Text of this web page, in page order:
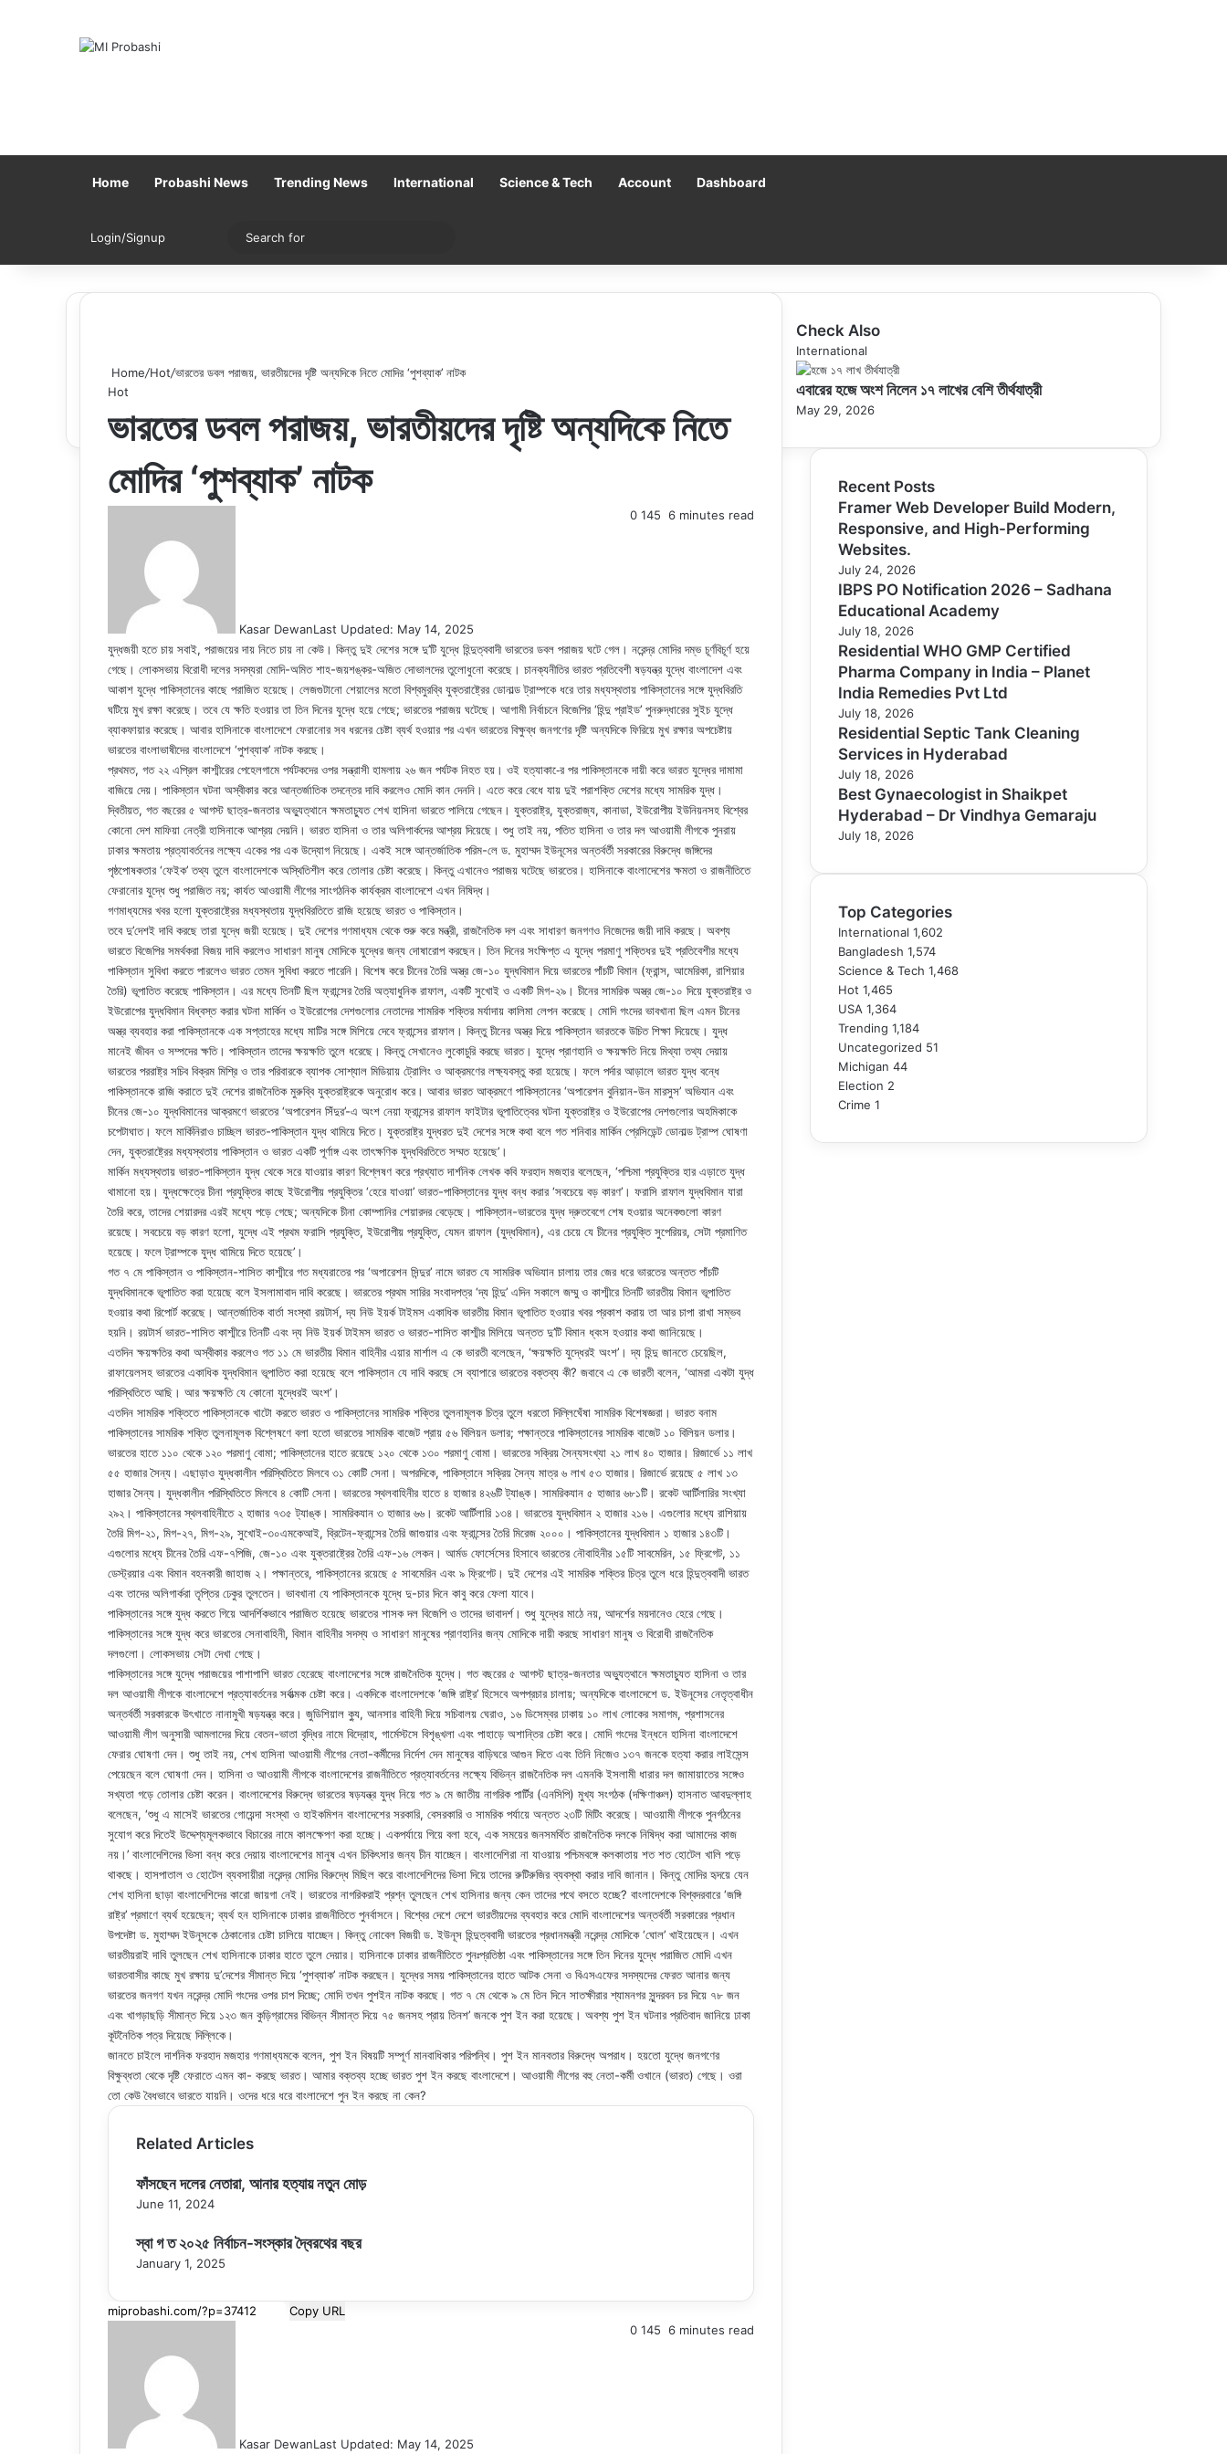
Home Probashi News Trending News International Science & Tech Account Dashboard
Login/Signup Switch skin
for
Home/Hot/ভারতের ডবল পরাজয়, ভারতীয়দের দৃষ্টি অন্যদিকে নিতে মোদির ‘পুশব্যাক’ নাটক
Hot
ভারতের ডবল পরাজয়, ভারতীয়দের দৃষ্টি অন্যদিকে নিতে
মোদির ‘পুশব্যাক’ নাটক
Kasar DewanLast Updated: May 14, 2025
0 145 6 minutes read
যুদ্ধজয়ী হতে চায় সবাই, পরাজয়ের দায় নিতে চায় না কেউ। কিন্তু দুই দেশের সঙ্গে দু’টি যুদ্ধে হিন্দুত্ববাদী ভারতের ডবল পরাজয় ঘটে গেল। নরেন্দ্র মোদির দম্ভ চূর্ণবিচূর্ণ হয়ে
গেছে। লোকসভায় বিরোধী দলের সদস্যরা মোদি-অমিত শাহ-জয়শঙ্কর-অজিত দোভালদের তুলোধুনো করেছে। চানক্যনীতির ভারত প্রতিবেশী ষড়যন্ত্র যুদ্ধে বাংলাদেশ এবং
আকাশ যুদ্ধে পাকিস্তানের কাছে পরাজিত হয়েছে। লেজগুটানো শেয়ালের মতো বিশ্বমুরব্বি যুক্তরাষ্ট্রের ডোনাল্ড ট্রাম্পকে ধরে তার মধ্যস্থতায় পাকিস্তানের সঙ্গে যুদ্ধবিরতি
ঘটিয়ে মুখ রক্ষা করেছে। তবে যে ক্ষতি হওয়ার তা তিন দিনের যুদ্ধে হয়ে গেছে; ভারতের পরাজয় ঘটেছে। আগামী নির্বাচনে বিজেপির ‘হিন্দু প্রাইড’ পুনরুদ্ধারের সুইচ যুদ্ধে
ব্যাকফায়ার করেছে। আবার হাসিনাকে বাংলাদেশে ফেরানোর সব ধরনের চেষ্টা ব্যর্থ হওয়ার পর এখন ভারতের বিক্ষুব্ধ জনগণের দৃষ্টি অন্যদিকে ফিরিয়ে মুখ রক্ষার অপচেষ্টায়
ভারতের বাংলাভাষীদের বাংলাদেশে ‘পুশব্যাক’ নাটক করছে।
প্রথমত, গত ২২ এপ্রিল কাশ্মীরের পেহেলগামে পর্যটকদের ওপর সন্ত্রাসী হামলায় ২৬ জন পর্যটক নিহত হয়। ওই হত্যাকা-ের পর পাকিস্তানকে দায়ী করে ভারত যুদ্ধের দামামা
বাজিয়ে দেয়। পাকিস্তান ঘটনা অস্বীকার করে আন্তর্জাতিক তদন্তের দাবি করলেও মোদি কান দেননি। এতে করে বেধে যায় দুই পরাশক্তি দেশের মধ্যে সামরিক যুদ্ধ।
দ্বিতীয়ত, গত বছরের ৫ আগস্ট ছাত্র-জনতার অভ্যুত্থানে ক্ষমতাচ্যুত শেখ হাসিনা ভারতে পালিয়ে গেছেন। যুক্তরাষ্ট্র, যুক্তরাজ্য, কানাডা, ইউরোপীয় ইউনিয়নসহ বিশ্বের
কোনো দেশ মাফিয়া নেত্রী হাসিনাকে আশ্রয় দেয়নি। ভারত হাসিনা ও তার অলিগার্কদের আশ্রয় দিয়েছে। শুধু তাই নয়, পতিত হাসিনা ও তার দল আওয়ামী লীগকে পুনরায়
ঢাকার ক্ষমতায় প্রত্যাবর্তনের লক্ষ্যে একের পর এক উদ্যোগ নিয়েছে। একই সঙ্গে আন্তর্জাতিক পরিম-লে ড. মুহাম্মদ ইউনূসের অন্তর্বর্তী সরকারের বিরুদ্ধে জঙ্গিদের
পৃষ্ঠপোষকতার ‘ফেইক’ তথ্য তুলে বাংলাদেশকে অস্থিতিশীল করে তোলার চেষ্টা করেছে। কিন্তু এখানেও পরাজয় ঘটেছে ভারতের। হাসিনাকে বাংলাদেশের ক্ষমতা ও রাজনীতিতে
ফেরানোর যুদ্ধে শুধু পরাজিত নয়; কার্যত আওয়ামী লীগের সাংগঠনিক কার্যক্রম বাংলাদেশে এখন নিষিদ্ধ।
গণমাধ্যমের খবর হলো যুক্তরাষ্ট্রের মধ্যস্থতায় যুদ্ধবিরতিতে রাজি হয়েছে ভারত ও পাকিস্তান।
তবে দু’দেশই দাবি করছে তারা যুদ্ধে জয়ী হয়েছে। দুই দেশের গণমাধ্যম থেকে শুরু করে মন্ত্রী, রাজনৈতিক দল এবং সাধারণ জনগণও নিজেদের জয়ী দাবি করছে। অবশ্য
ভারতে বিজেপির সমর্থকরা বিজয় দাবি করলেও সাধারণ মানুষ মোদিকে যুদ্ধের জন্য দোষারোপ করছেন। তিন দিনের সংক্ষিপ্ত এ যুদ্ধে পরমাণু শক্তিধর দুই প্রতিবেশীর মধ্যে
পাকিস্তান সুবিধা করতে পারলেও ভারত তেমন সুবিধা করতে পারেনি। বিশেষ করে চীনের তৈরি অস্ত্র জে-১০ যুদ্ধবিমান দিয়ে ভারতের পাঁচটি বিমান (ফ্রান্স, আমেরিকা, রাশিয়ার
তৈরি) ভূপাতিত করেছে পাকিস্তান। এর মধ্যে তিনটি ছিল ফ্রান্সের তৈরি অত্যাধুনিক রাফাল, একটি সুখোই ও একটি মিগ-২৯। চীনের সামরিক অস্ত্র জে-১০ দিয়ে যুক্তরাষ্ট্র ও
ইউরোপের যুদ্ধবিমান বিধ্বস্ত করার ঘটনা মার্কিন ও ইউরোপের দেশগুলোর নেতাদের শামরিক শক্তির মর্যাদায় কালিমা লেপন করেছে। মোদি গংদের ভাবখানা ছিল এমন চীনের
অস্ত্র ব্যবহার করা পাকিস্তানকে এক সপ্তাহের মধ্যে মাটির সঙ্গে মিশিয়ে দেবে ফ্রান্সের রাফাল। কিন্তু চীনের অস্ত্র দিয়ে পাকিস্তান ভারতকে উচিত শিক্ষা দিয়েছে। যুদ্ধ
মানেই জীবন ও সম্পদের ক্ষতি। পাকিস্তান তাদের ক্ষয়ক্ষতি তুলে ধরেছে। কিন্তু সেখানেও লুকোচুরি করছে ভারত। যুদ্ধে প্রাণহানি ও ক্ষয়ক্ষতি নিয়ে মিথ্যা তথ্য দেয়ায়
ভারতের পররাষ্ট্র সচিব বিক্রম মিশ্রি ও তার পরিবারকে ব্যাপক সোশ্যাল মিডিয়ায় ট্রোলিং ও আক্রমণের লক্ষ্যবস্তু করা হয়েছে। ফলে পর্দার আড়ালে ভারত যুদ্ধ বন্ধে
পাকিস্তানকে রাজি করাতে দুই দেশের রাজনৈতিক মুরুব্বি যুক্তরাষ্ট্রকে অনুরোধ করে। আবার ভারত আক্রমণে পাকিস্তানের ‘অপারেশন বুনিয়ান-উন মারসুস’ অভিযান এবং
চীনের জে-১০ যুদ্ধবিমানের আক্রমণে ভারতের ‘অপারেশন সিঁদুর’-এ অংশ নেয়া ফ্রান্সের রাফাল ফাইটার ভূপাতিত্বের ঘটনা যুক্তরাষ্ট্র ও ইউরোপের দেশগুলোর অহমিকাকে
চপেটাঘাত। ফলে মার্কিনিরাও চাচ্ছিল ভারত-পাকিস্তান যুদ্ধ থামিয়ে দিতে। যুক্তরাষ্ট্র যুদ্ধরত দুই দেশের সঙ্গে কথা বলে গত শনিবার মার্কিন প্রেসিডেন্ট ডোনাল্ড ট্রাম্প ঘোষণা
দেন, যুক্তরাষ্ট্রের মধ্যস্থতায় পাকিস্তান ও ভারত একটি পূর্ণাঙ্গ এবং তাৎক্ষণিক যুদ্ধবিরতিতে সম্মত হয়েছে’।
মার্কিন মধ্যস্থতায় ভারত-পাকিস্তান যুদ্ধ থেকে সরে যাওয়ার কারণ বিশ্লেষণ করে প্রখ্যাত দার্শনিক লেখক কবি ফরহাদ মজহার বলেছেন, ‘পশ্চিমা প্রযুক্তির হার এড়াতে যুদ্ধ
থামানো হয়। যুদ্ধক্ষেত্রে চীনা প্রযুক্তির কাছে ইউরোপীয় প্রযুক্তির ‘হেরে যাওয়া’ ভারত-পাকিস্তানের যুদ্ধ বন্ধ করার ‘সবচেয়ে বড় কারণ’। ফরাসি রাফাল যুদ্ধবিমান যারা
তৈরি করে, তাদের শেয়ারদর এরই মধ্যে পড়ে গেছে; অন্যদিকে চীনা কোম্পানির শেয়ারদর বেড়েছে। পাকিস্তান-ভারতের যুদ্ধ দ্রুতবেগে শেষ হওয়ার অনেকগুলো কারণ
রয়েছে। সবচেয়ে বড় কারণ হলো, যুদ্ধে এই প্রথম ফরাসি প্রযুক্তি, ইউরোপীয় প্রযুক্তি, যেমন রাফাল (যুদ্ধবিমান), এর চেয়ে যে চীনের প্রযুক্তি সুপেরিয়র, সেটা প্রমাণিত
হয়েছে। ফলে ট্রাম্পকে যুদ্ধ থামিয়ে দিতে হয়েছে’।
গত ৭ মে পাকিস্তান ও পাকিস্তান-শাসিত কাশ্মীরে গত মধ্যরাতের পর ‘অপারেশন সিন্দুর’ নামে ভারত যে সামরিক অভিযান চালায় তার জের ধরে ভারতের অন্তত পাঁচটি
যুদ্ধবিমানকে ভূপাতিত করা হয়েছে বলে ইসলামাবাদ দাবি করেছে। ভারতের প্রথম সারির সংবাদপত্র ‘দ্য হিন্দু’ এদিন সকালে জম্মু ও কাশ্মীরে তিনটি ভারতীয় বিমান ভূপাতিত
হওয়ার কথা রিপোর্ট করেছে। আন্তর্জাতিক বার্তা সংস্থা রয়টার্স, দ্য নিউ ইয়র্ক টাইমস একাধিক ভারতীয় বিমান ভূপাতিত হওয়ার খবর প্রকাশ করায় তা আর চাপা রাখা সম্ভব
হয়নি। রয়টার্স ভারত-শাসিত কাশ্মীরে তিনটি এবং দ্য নিউ ইয়র্ক টাইমস ভারত ও ভারত-শাসিত কাশ্মীর মিলিয়ে অন্তত দু’টি বিমান ধ্বংস হওয়ার কথা জানিয়েছে।
এতদিন ক্ষয়ক্ষতির কথা অস্বীকার করলেও গত ১১ মে ভারতীয় বিমান বাহিনীর এয়ার মার্শাল এ কে ভারতী বলেছেন, ‘ক্ষয়ক্ষতি যুদ্ধেরই অংশ’। দ্য হিন্দু জানতে চেয়েছিল,
রাফায়েলসহ ভারতের একাধিক যুদ্ধবিমান ভূপাতিত করা হয়েছে বলে পাকিস্তান যে দাবি করছে সে ব্যাপারে ভারতের বক্তব্য কী? জবাবে এ কে ভারতী বলেন, ‘আমরা একটা যুদ্ধ
পরিস্থিতিতে আছি। আর ক্ষয়ক্ষতি যে কোনো যুদ্ধেরই অংশ’।
এতদিন সামরিক শক্তিতে পাকিস্তানকে খাটো করতে ভারত ও পাকিস্তানের সামরিক শক্তির তুলনামূলক চিত্র তুলে ধরতো দিল্লিঘেঁষা সামরিক বিশেষজ্ঞরা। ভারত বনাম
পাকিস্তানের সামরিক শক্তি তুলনামূলক বিশ্লেষণে বলা হতো ভারতের সামরিক বাজেট প্রায় ৫৬ বিলিয়ন ডলার; পক্ষান্তরে পাকিস্তানের সামরিক বাজেট ১০ বিলিয়ন ডলার।
ভারতের হাতে ১১০ থেকে ১২০ পরমাণু বোমা; পাকিস্তানের হাতে রয়েছে ১২০ থেকে ১৩০ পরমাণু বোমা। ভারতের সক্রিয় সৈন্যসংখ্যা ২১ লাখ ৪০ হাজার। রিজার্ভে ১১ লাখ
৫৫ হাজার সৈন্য। এছাড়াও যুদ্ধকালীন পরিস্থিতিতে মিলবে ৩১ কোটি সেনা। অপরদিকে, পাকিস্তানে সক্রিয় সৈন্য মাত্র ৬ লাখ ৫৩ হাজার। রিজার্ভে রয়েছে ৫ লাখ ১৩
হাজার সৈন্য। যুদ্ধকালীন পরিস্থিতিতে মিলবে ৪ কোটি সেনা। ভারতের স্থলবাহিনীর হাতে ৪ হাজার ৪২৬টি ট্যাঙ্ক। সামরিকযান ৫ হাজার ৬৮১টি। রকেট আর্টিলারির সংখ্যা
২৯২। পাকিস্তানের স্থলবাহিনীতে ২ হাজার ৭৩৫ ট্যাঙ্ক। সামরিকযান ৩ হাজার ৬৬। রকেট আর্টিলারি ১৩৪। ভারতের যুদ্ধবিমান ২ হাজার ২১৬। এগুলোর মধ্যে রাশিয়ায়
তৈরি মিগ-২১, মিগ-২৭, মিগ-২৯, সুখোই-৩০এমকেআই, ব্রিটেন-ফ্রান্সের তৈরি জাগুয়ার এবং ফ্রান্সের তৈরি মিরেজ ২০০০। পাকিস্তানের যুদ্ধবিমান ১ হাজার ১৪৩টি।
এগুলোর মধ্যে চীনের তৈরি এফ-৭পিজি, জে-১০ এবং যুক্তরাষ্ট্রের তৈরি এফ-১৬ লেকন। আর্মড ফোর্সেসের হিসাবে ভারতের নৌবাহিনীর ১৫টি সাবমেরিন, ১৫ ফ্রিগেট, ১১
ডেস্ট্রয়ার এবং বিমান বহনকারী জাহাজ ২। পক্ষান্তরে, পাকিস্তানের রয়েছে ৫ সাবমেরিন এবং ৯ ফ্রিগেট। দুই দেশের এই সামরিক শক্তির চিত্র তুলে ধরে হিন্দুত্ববাদী ভারত
এবং তাদের অলিগার্করা তৃপ্তির ঢেকুর তুলতেন। ভাবখানা যে পাকিস্তানকে যুদ্ধে দু-চার দিনে কাবু করে ফেলা যাবে।
পাকিস্তানের সঙ্গে যুদ্ধ করতে গিয়ে আদর্শিকভাবে পরাজিত হয়েছে ভারতের শাসক দল বিজেপি ও তাদের ভাবাদর্শ। শুধু যুদ্ধের মাঠে নয়, আদর্শের ময়দানেও হেরে গেছে।
পাকিস্তানের সঙ্গে যুদ্ধ করে ভারতের সেনাবাহিনী, বিমান বাহিনীর সদস্য ও সাধারণ মানুষের প্রাণহানির জন্য মোদিকে দায়ী করছে সাধারণ মানুষ ও বিরোধী রাজনৈতিক
দলগুলো। লোকসভায় সেটা দেখা গেছে।
পাকিস্তানের সঙ্গে যুদ্ধে পরাজয়ের পাশাপাশি ভারত হেরেছে বাংলাদেশের সঙ্গে রাজনৈতিক যুদ্ধে। গত বছরের ৫ আগস্ট ছাত্র-জনতার অভ্যুত্থানে ক্ষমতাচ্যুত হাসিনা ও তার
দল আওয়ামী লীগকে বাংলাদেশে প্রত্যাবর্তনের সর্বাত্মক চেষ্টা করে। একদিকে বাংলাদেশকে ‘জঙ্গি রাষ্ট্র’ হিসেবে অপপ্রচার চালায়; অন্যদিকে বাংলাদেশে ড. ইউনূসের নেতৃত্বাধীন
অন্তর্বর্তী সরকারকে উৎখাতে নানামুখী ষড়যন্ত্র করে। জুডিশিয়াল ক্যু, আনসার বাহিনী দিয়ে সচিবালয় ঘেরাও, ১৬ ডিসেম্বর ঢাকায় ১০ লাখ লোকের সমাগম, প্রশাসনের
আওয়ামী লীগ অনুসারী আমলাদের দিয়ে বেতন-ভাতা বৃদ্ধির নামে বিদ্রোহ, গার্মেস্টসে বিশৃঙ্খলা এবং পাহাড়ে অশান্তির চেষ্টা করে। মোদি গংদের ইন্ধনে হাসিনা বাংলাদেশে
ফেরার ঘোষণা দেন। শুধু তাই নয়, শেখ হাসিনা আওয়ামী লীগের নেতা-কর্মীদের নির্দেশ দেন মানুষের বাড়িঘরে আগুন দিতে এবং তিনি নিজেও ১৩৭ জনকে হত্যা করার লাইসেন্স
পেয়েছেন বলে ঘোষণা দেন। হাসিনা ও আওয়ামী লীগকে বাংলাদেশের রাজনীতিতে প্রত্যাবর্তনের লক্ষ্যে বিভিন্ন রাজনৈতিক দল এমনকি ইসলামী ধারার দল জামায়াতের সঙ্গেও
সখ্যতা গড়ে তোলার চেষ্টা করেন। বাংলাদেশের বিরুদ্ধে ভারতের ষড়যন্ত্র যুদ্ধ নিয়ে গত ৯ মে জাতীয় নাগরিক পার্টির (এনসিপি) মুখ্য সংগঠক (দক্ষিণাঞ্চল) হাসনাত আবদুল্লাহ
বলেছেন, ‘শুধু এ মাসেই ভারতের গোয়েন্দা সংস্থা ও হাইকমিশন বাংলাদেশের সরকারি, বেসরকারি ও সামরিক পর্যায়ে অন্তত ২৩টি মিটিং করেছে। আওয়ামী লীগকে পুনর্গঠনের
সুযোগ করে দিতেই উদ্দেশ্যমূলকভাবে বিচারের নামে কালক্ষেপণ করা হচ্ছে। একপর্যায়ে গিয়ে বলা হবে, এক সময়ের জনসমর্থিত রাজনৈতিক দলকে নিষিদ্ধ করা আমাদের কাজ
নয়।’ বাংলাদেশিদের ভিসা বন্ধ করে দেয়ায় বাংলাদেশের মানুষ এখন চিকিৎসার জন্য চীন যাচ্ছেন। বাংলাদেশিরা না যাওয়ায় পশ্চিমবঙ্গে কলকাতায় শত শত হোটেল খালি পড়ে
থাকছে। হাসপাতাল ও হোটেল ব্যবসায়ীরা নরেন্দ্র মোদির বিরুদ্ধে মিছিল করে বাংলাদেশিদের ভিসা দিয়ে তাদের রুটিরুজির ব্যবস্থা করার দাবি জানান। কিন্তু মোদির হৃদয়ে যেন
শেখ হাসিনা ছাড়া বাংলাদেশিদের কারো জায়গা নেই। ভারতের নাগরিকরাই প্রশ্ন তুলছেন শেখ হাসিনার জন্য কেন তাদের পথে বসতে হচ্ছে? বাংলাদেশকে বিশ্বদরবারে ‘জঙ্গি
রাষ্ট্র’ প্রমাণে ব্যর্থ হয়েছেন; ব্যর্থ হন হাসিনাকে ঢাকার রাজনীতিতে পুনর্বাসনে। বিশ্বের দেশে দেশে ভারতীয়দের ব্যবহার করে মোদি বাংলাদেশের অন্তর্বর্তী সরকারের প্রধান
উপদেষ্টা ড. মুহাম্মদ ইউনূসকে ঠেকানোর চেষ্টা চালিয়ে যাচ্ছেন। কিন্তু নোবেল বিজয়ী ড. ইউনূস হিন্দুত্ববাদী ভারতের প্রধানমন্ত্রী নরেন্দ্র মোদিকে ‘ঘোল’ খাইয়েছেন। এখন
ভারতীয়রাই দাবি তুলছেন শেখ হাসিনাকে ঢাকার হাতে তুলে দেয়ার। হাসিনাকে ঢাকার রাজনীতিতে পুনঃপ্রতিষ্ঠা এবং পাকিস্তানের সঙ্গে তিন দিনের যুদ্ধে পরাজিত মোদি এখন
ভারতবাসীর কাছে মুখ রক্ষায় দু’দেশের সীমান্ত দিয়ে ‘পুশব্যাক’ নাটক করছেন। যুদ্ধের সময় পাকিস্তানের হাতে আটক সেনা ও বিএসএফের সদস্যদের ফেরত আনার জন্য
ভারতের জনগণ যখন নরেন্দ্র মোদি গংদের ওপর চাপ দিচ্ছে; মোদি তখন পুশইন নাটক করছে। গত ৭ মে থেকে ৯ মে তিন দিনে সাতক্ষীরার শ্যামনগর সুন্দরবন চর দিয়ে ৭৮ জন
এবং খাগড়াছড়ি সীমান্ত দিয়ে ১২৩ জন কুড়িগ্রামের বিভিন্ন সীমান্ত দিয়ে ৭৫ জনসহ প্রায় তিনশ’ জনকে পুশ ইন করা হয়েছে। অবশ্য পুশ ইন ঘটনার প্রতিবাদ জানিয়ে ঢাকা
কূটনৈতিক পত্র দিয়েছে দিল্লিকে।
জানতে চাইলে দার্শনিক ফরহাদ মজহার গণমাধ্যমকে বলেন, পুশ ইন বিষয়টি সম্পূর্ণ মানবাধিকার পরিপন্থি। পুশ ইন মানবতার বিরুদ্ধে অপরাধ। হয়তো যুদ্ধে জনগণের
বিক্ষুব্ধতা থেকে দৃষ্টি ফেরাতে এমন কা- করছে ভারত। আমার বক্তব্য হচ্ছে ভারত পুশ ইন করছে বাংলাদেশে। আওয়ামী লীগের বহু নেতা-কর্মী ওখানে (ভারত) গেছে। ওরা
তো কেউ বৈধভাবে ভারতে যায়নি। ওদের ধরে ধরে বাংলাদেশে পুন ইন করছে না কেন?
Related Articles
ফাঁসছেন দলের নেতারা, আনার হত্যায় নতুন মোড়
June 11, 2024
স্বা গ ত ২০২৫ নির্বাচন-সংস্কার দ্বৈরথের বছর
January 1, 2025
Copy URL
Kasar DewanLast Updated: May 14, 2025
0 145 6 minutes read
Check Also
Close
International
এবারের হজে অংশ নিলেন ১৭ লাখের বেশি তীর্থযাত্রী
May 29, 2026
Recent Posts
Framer Web Developer Build Modern,
Responsive, and High-Performing
Websites.
July 24, 2026
IBPS PO Notification 2026 – Sadhana
Educational Academy
July 18, 2026
Residential WHO GMP Certified
Pharma Company in India – Planet
India Remedies Pvt Ltd
July 18, 2026
Residential Septic Tank Cleaning
Services in Hyderabad
July 18, 2026
Best Gynaecologist in Shaikpet
Hyderabad – Dr Vindhya Gemaraju
July 18, 2026
Top Categories
International 1,602
Bangladesh 1,574
Science & Tech 1,468
Hot 1,465
USA 1,364
Trending 1,184
Uncategorized 51
Michigan 44
Election 2
Crime 1